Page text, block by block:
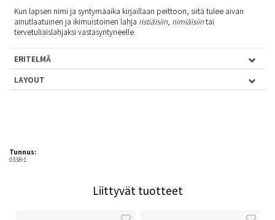
Kun lapsen nimi ja syntymäaika kirjaillaan peittoon, siitä tulee aivan
ainutlaatuinen ja ikimuistoinen lahja ristiäisiin, nimiäisiintai
tervetuliaislahjaksi vastasyntyneelle
ERITELMÄ
LAYOUT
Tunnus:
0338-1
Liittyvät tuotteet